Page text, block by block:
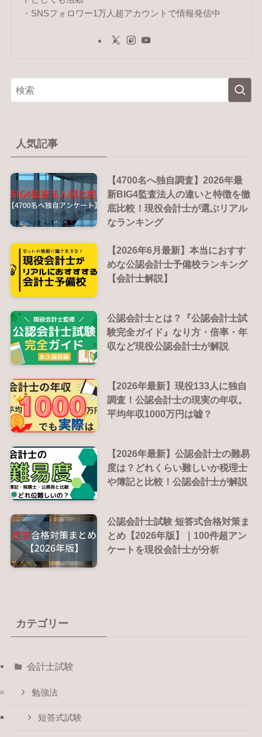
・SNSフォロワー1万人超アカウントで情報発信中
人気記事
【4700名へ独自調査】2026年最
新BIG4監査法人の違いと特徴を徹
底比較！現役会計士が選ぶリアル
なランキング
【2026年6月最新】本当におすす
めな公認会計士予備校ランキング
【会計士解説】
公認会計士とは？『公認会計士試
験完全ガイド』なり方・倍率・年
収など現役公認会計士が解説
【2026年最新】現役133人に独自
調査！公認会計士の現実の年収。
平均年収1000万円は嘘？
【2026年最新】公認会計士の難易
度は？どれくらい難しいか税理士
や簿記と比較！公認会計士が解説
公認会計士試験 短答式合格対策ま
とめ【2026年版】｜100件超アン
ケートを現役会計士が分析
カテゴリー
会計士試験
勉強法
短答式試験